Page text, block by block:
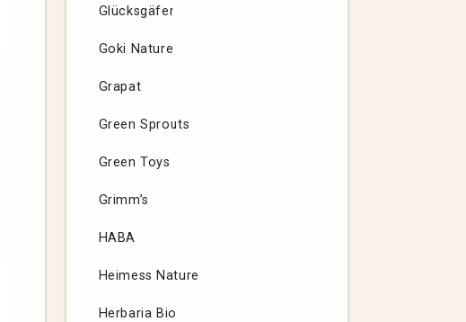
Glücksgäfer
Goki Nature
Grapat
Green Sprouts
Green Toys
Grimm’s
HABA
Heimess Nature
Herbaria Bio